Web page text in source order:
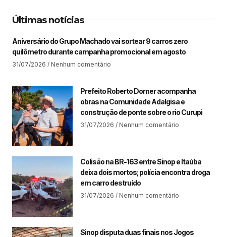
Últimas notícias
Aniversário do Grupo Machado vai sortear 9 carros zero
quilômetro durante campanha promocional em agosto
31/07/2026 Nenhum comentário
Prefeito Roberto Dorner acompanha
obras na Comunidade Adalgisa e
construção de ponte sobre o rio Curupi
31/07/2026 Nenhum comentário
Colisão na BR-163 entre Sinop e Itaúba
deixa dois mortos; polícia encontra droga
em carro destruído
31/07/2026 Nenhum comentário
Sinop disputa duas finais nos Jogos